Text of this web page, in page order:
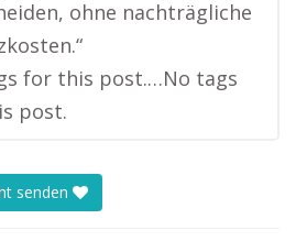
ohne nachträgliche
for this post.…No tags
post.
senden